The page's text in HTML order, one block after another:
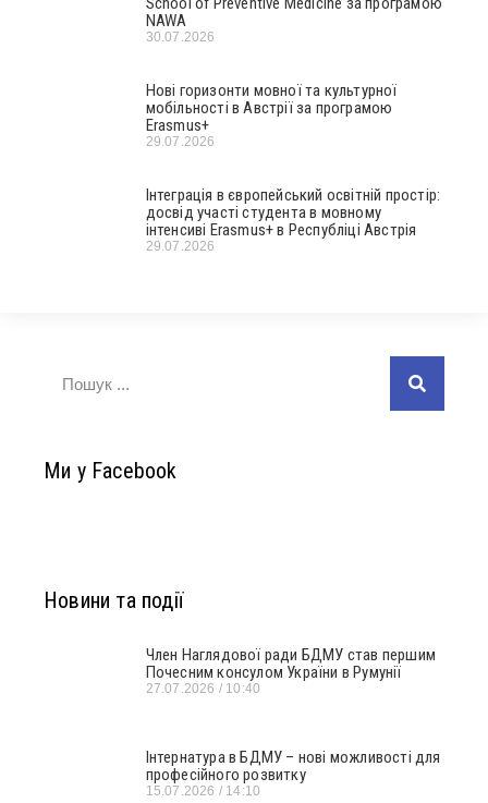
NAWA
30.07.2026
Нові горизонти мовної та культурної
мобільності в Австрії за програмою
Erasmus+
29.07.2026
Інтеграція в європейський освітній простір:
досвід участі студента в мовному
інтенсиві Erasmus+ в Республіці Австрія
29.07.2026
Ми у Facebook
Новини та події
Член Наглядової ради БДМУ став першим
Почесним консулом України в Румунії
27.07.2026 10:40
Інтернатура в БДМУ – нові можливості для
професійного розвитку
15.07.2026 14:10